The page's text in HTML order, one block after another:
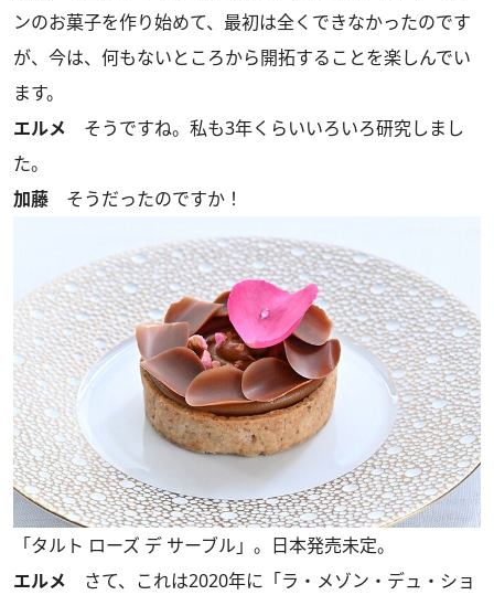
ンのお菓子を作り始めて、最初は全くできなかったのです
が、今は、何もないところから開拓することを楽しんでい
ます。
エルメ そうですね。私も3年くらいいろいろ研究しまし
た。
加藤 そうだったのですか！
「タルト ローズ デ サーブル」。日本発売未定。
エルメ さて、これは2020年に「ラ・メゾン・デュ・ショ